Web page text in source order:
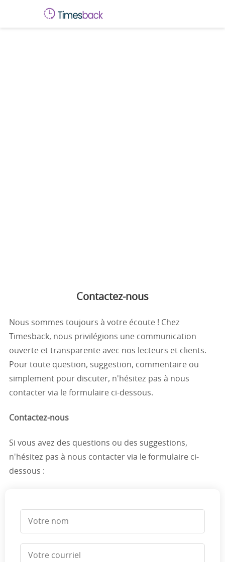
Contactez-nous
Nous sommes toujours à votre écoute ! Chez
Timesback, nous privilégions une communication
ouverte et transparente avec nos lecteurs et clients.
Pour toute question, suggestion, commentaire ou
simplement pour discuter, n'hésitez pas à nous
contacter via le formulaire ci-dessous.
Contactez-nous
Si vous avez des questions ou des suggestions,
n'hésitez pas à nous contacter via le formulaire ci-
dessous :